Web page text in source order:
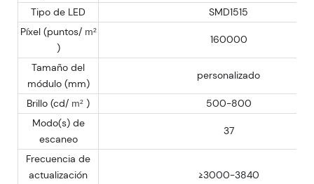
Tipo de LED
SMD1515
Píxel (puntos/ m²
)
160000
Tamaño del
módulo (mm)
personalizado
Brillo (cd/ m² )
500-800
Modo(s) de
escaneo
37
Frecuencia de
actualización
≥3000-3840